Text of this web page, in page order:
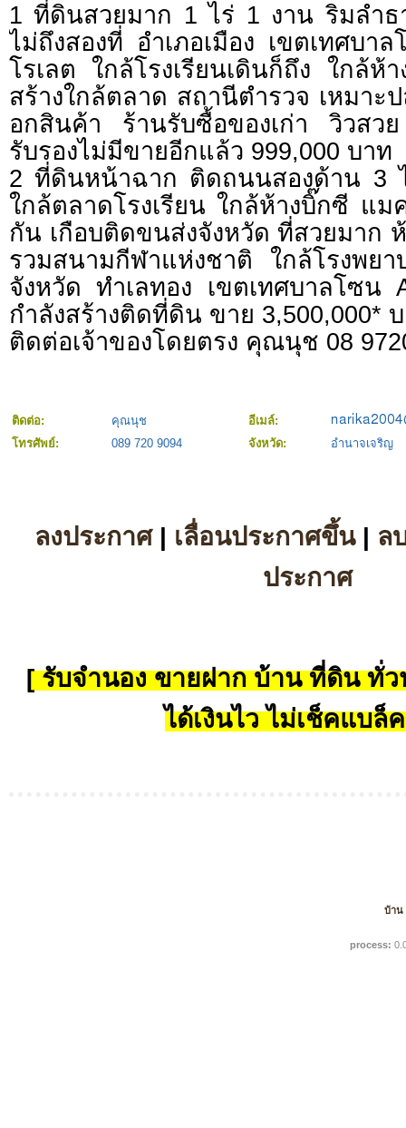
1 ที่ดินสวยมาก 1 ไร่ 1 งาน ริมลำธ
ไม่ถึงสองที่ อำเภอเมือง เขตเทศบา
โรเลต ใกล้โรงเรียนเดินก็ถึง ใกล้ห้
สร้างใกล้ตลาด สถานีตำรวจ เหมาะ
อกสินค้า ร้านรับซื้อของเก่า วิวสว
รับรองไม่มีขายอีกแล้ว 999,000 บาท
2 ที่ดินหน้าฉาก ติดถนนสองด้าน 3
ใกล้ตลาดโรงเรียน ใกล้ห้างบิ๊กซี แม
กัน เกือบติดขนส่งจังหวัด ที่สวยมาก
รวมสนามกีฬาแห่งชาติ ใกล้โรงพย
จังหวัด ทำเลทอง เขตเทศบาลโซน
กำลังสร้างติดที่ดิน ขาย 3,500,000*
ติดต่อเจ้าของโดยตรง คุณนุช 08
ติดต่อ: คุณนุช
อีเมล์:
โทรศัพย์:
089 720 9094 จังหวัด: อำนาจเจริญ
ลงประกาศ| เลื่อนประกาศขึ้น| ล
ประกาศ
[ รับจำนอง ขายฝาก บ้าน ที่ดิน ทั่ว
ได้เงินไว ไม่เช็คแบล็
บ้าน
process: